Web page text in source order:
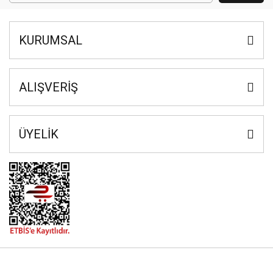
KURUMSAL
ALIŞVERİŞ
ÜYELİK